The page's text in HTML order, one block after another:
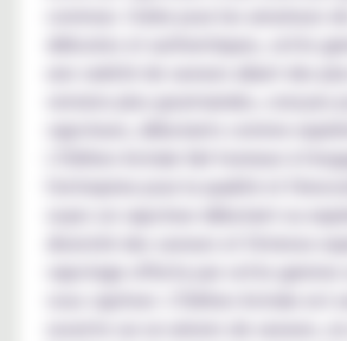
délicates et authentiques, cette
versions plus gourmandes, conçues
vapoteurs, débutants comme
L'Édition Astrale fait honneur à
l'entreprise pour la qualité et
soyez un vapoteur débutant ou
vapotage offerte par cette gamme
ouverte sur un univers de saveurs, où